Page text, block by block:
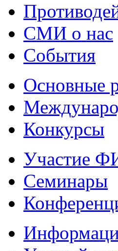
СМИ о нас
События
Основные
Конкурсы
Участие
Семинары